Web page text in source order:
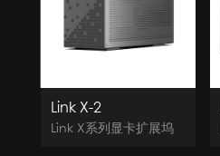
Link X-2
Link X系列显卡扩展坞